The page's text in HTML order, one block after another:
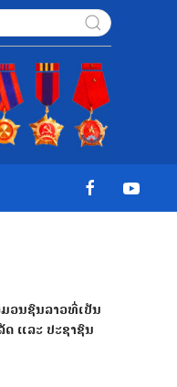
ວນຊົນລາວທີ່ເປັນ
ແລະ ປະຊາຊົນ